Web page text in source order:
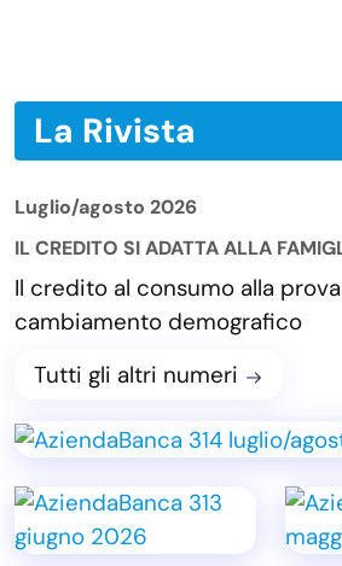
La Rivista
Luglio/agosto 2026
IL CREDITO SI ADATTA ALLA
Il credito al consumo alla
cambiamento demografico
Tutti gli altri numeri